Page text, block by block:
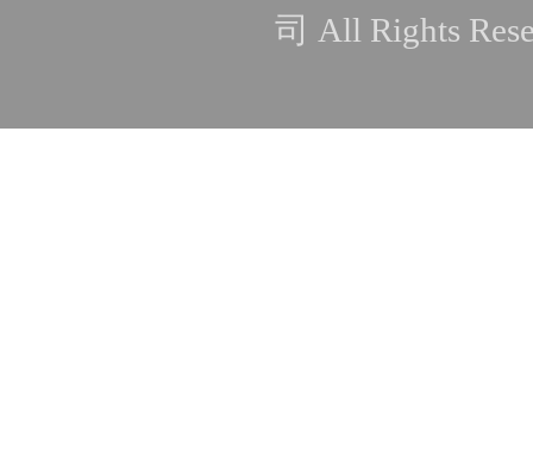
司 All Rights